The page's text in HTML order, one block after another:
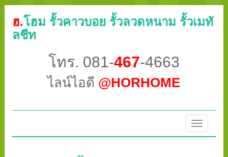
ฮ.โฮม รั้วคาวบอย รั้วลวดหนาม รั้วเมทั
ลชีท
โทร. 081-467-4663
ไลน์ไอดี @HORHOME
Toggle